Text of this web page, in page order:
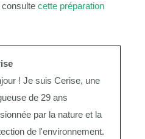
cette préparation
! Je suis Cerise, une
de 29 ans
par la nature et la
de l'environnement.